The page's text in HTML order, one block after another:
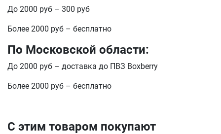
До 2000 руб – 300 руб
Более 2000 руб – бесплатно
По Московской области:
До 2000 руб – доставка до ПВЗ Boxberry
Более 2000 руб – бесплатно
С этим товаром покупают